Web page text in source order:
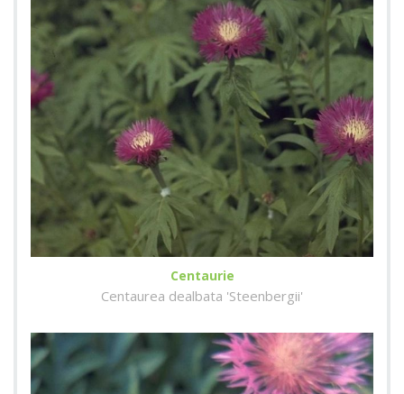
Centaurie
Centaurea dealbata 'Steenbergii'